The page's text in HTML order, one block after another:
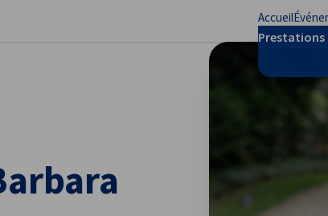
Accueil
Prestations